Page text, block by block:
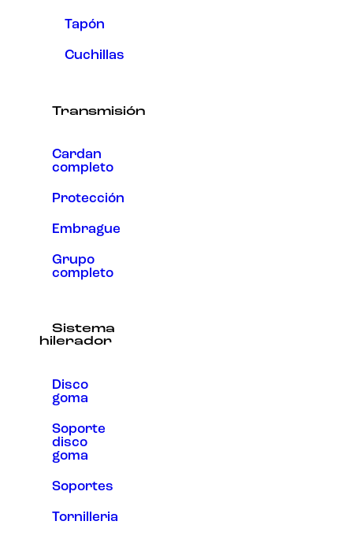
Tapón
Cuchillas
Transmisión
Cardan
completo
Protección
Embrague
Grupo
completo
Sistema
hilerador
Disco
goma
Soporte
disco
goma
Soportes
Tornilleria